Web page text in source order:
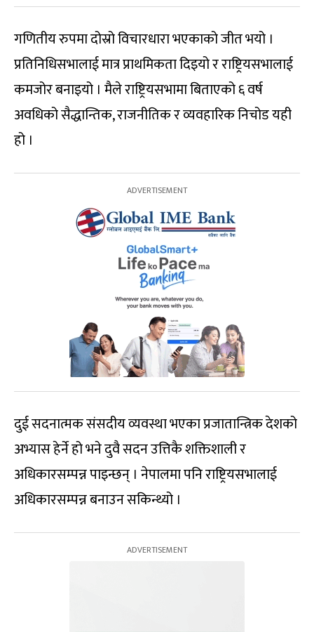
गणितीय रुपमा दोस्रो विचारधारा भएकाको जीत भयो ।
प्रतिनिधिसभालाई मात्र प्राथमिकता दिइयो र राष्ट्रियसभालाई
कमजोर बनाइयो । मैले राष्ट्रियसभामा बिताएको ६ वर्ष
अवधिको सैद्धान्तिक, राजनीतिक र व्यवहारिक निचोड यही
हो ।
दुई सदनात्मक संसदीय व्यवस्था भएका प्रजातान्त्रिक देशको
अभ्यास हेर्ने हो भने दुवै सदन उत्तिकै शक्तिशाली र
अधिकारसम्पन्न पाइन्छन् । नेपालमा पनि राष्ट्रियसभालाई
अधिकारसम्पन्न बनाउन सकिन्थ्यो ।